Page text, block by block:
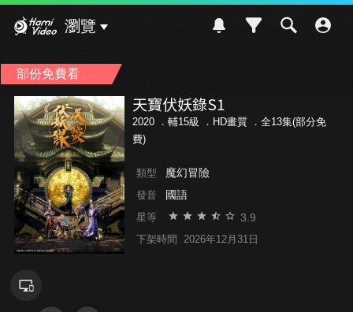
瀏覽
部份免費看
天寶伏妖錄S1
2020 ． 輔15級
．HD畫質 ．全13集(部分免
費)
類型 魔幻冒險
發音 國語
星等 3.9
下架時間 2026年12月31日